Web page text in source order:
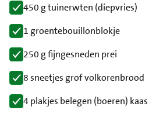
450 g tuinerwten (diepvries)
1 groentebouillonblokje
250 g fijngesneden prei
8 sneetjes grof volkorenbrood
4 plakjes belegen (boeren) kaas